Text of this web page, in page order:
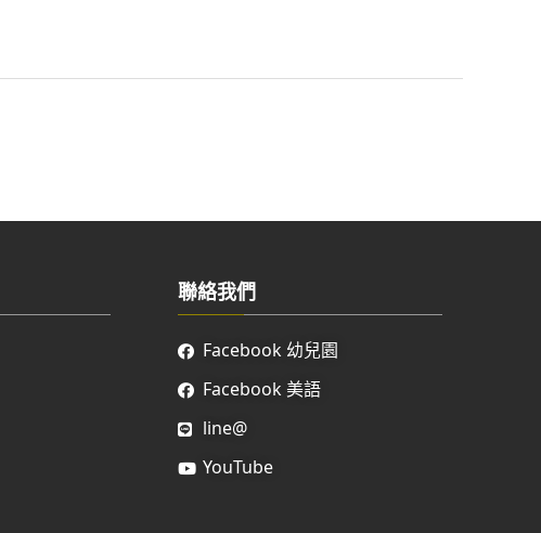
聯絡我們
Facebook 幼兒園
Facebook 美語
line@
YouTube